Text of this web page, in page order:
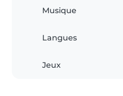
Musique
Langues
Jeux